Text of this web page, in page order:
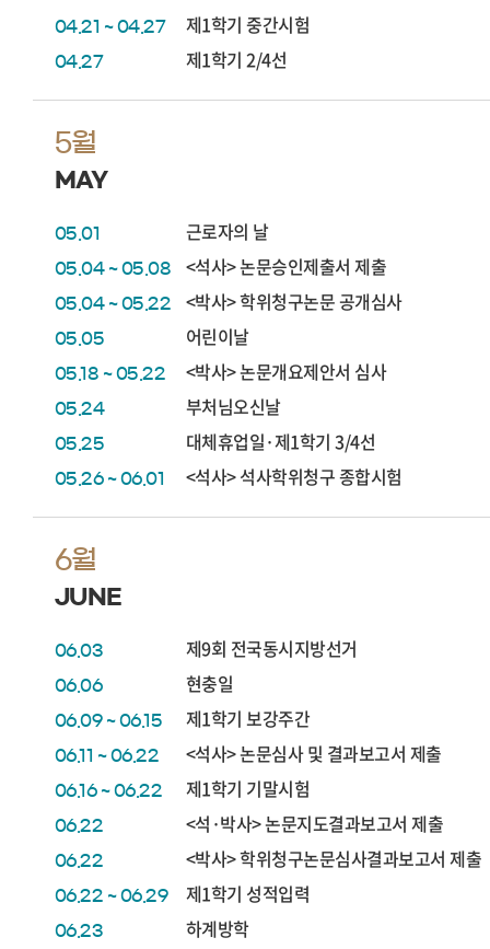
04.21 ~ 04.27 제1학기 중간시험
04.27 제1학기 2/4선
5월
MAY
05.01 근로자의 날
05.04 ~ 05.08 <석사> 논문승인제출서 제출
05.04 ~ 05.22 <박사> 학위청구논문 공개심사
05.05 어린이날
05.18 ~ 05.22 <박사> 논문개요제안서 심사
05.24 부처님오신날
05.25 대체휴업일·제1학기 3/4선
05.26 ~ 06.01 <석사> 석사학위청구 종합시험
6월
JUNE
06.03 제9회 전국동시지방선거
06.06 현충일
06.09 ~ 06.15 제1학기 보강주간
06.11 ~ 06.22 <석사> 논문심사 및 결과보고서 제출
06.16 ~ 06.22 제1학기 기말시험
06.22 <석·박사> 논문지도결과보고서 제출
06.22 <박사> 학위청구논문심사결과보고서 제출
06.22 ~ 06.29 제1학기 성적입력
06.23 하계방학